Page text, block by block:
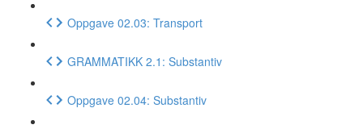
Oppgave 02.03: Transport
GRAMMATIKK 2.1: Substantiv
Oppgave 02.04: Substantiv